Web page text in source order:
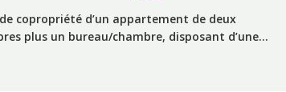
copropriété d’un appartement de deux
plus un bureau/chambre, disposant d’une…